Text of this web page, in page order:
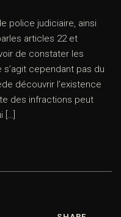
police judiciaire, ainsi
articles 22 et
de constater les
cependant pas du
découvrir l’existence
des infractions peut
[…]